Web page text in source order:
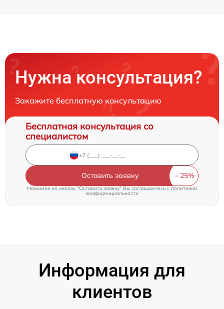
Нужна консультация?
Закажите бесплатную консультацию
Бесплатная консультация со
специалистом
Оставить заявку
Нажимая на кнопку "Оставить заявку" Вы соглашаетесь cполитикой
конфиденциальности
Информация для
клиентов